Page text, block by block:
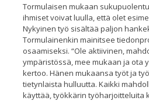
Tormulaisen mukaan
ihmiset voivatluulla , että olet
Nykyinen työ sisältää paljon
Tormulainenkin mainitsee
osaamiseksi. “Ole aktiivinen,
ympäristössä, mee mukaan ja ota
kertoo. Hänen mukaansa työt ja
tietynlaista hulluutta. Kaikki
käyttää, työkkärin työharjoitteluita